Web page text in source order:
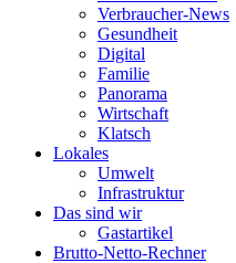
Verbraucher-News
Gesundheit
Digital
Familie
Panorama
Wirtschaft
Klatsch
Lokales
Umwelt
Infrastruktur
Das sind wir
Gastartikel
Brutto-Netto-Rechner